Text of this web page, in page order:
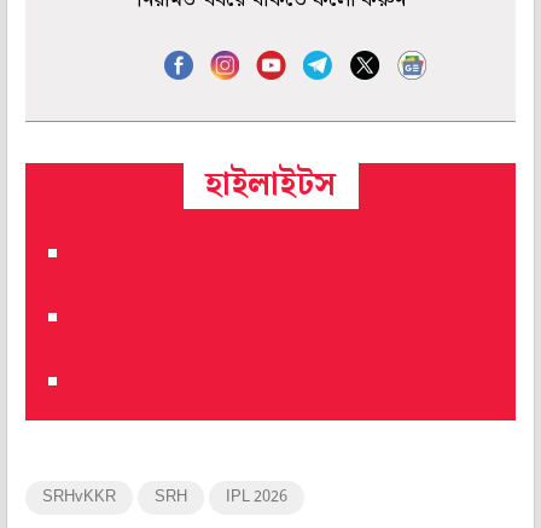
হাইলাইটস
‪‎SRHvKKR ‪‎SRH IPL 2026